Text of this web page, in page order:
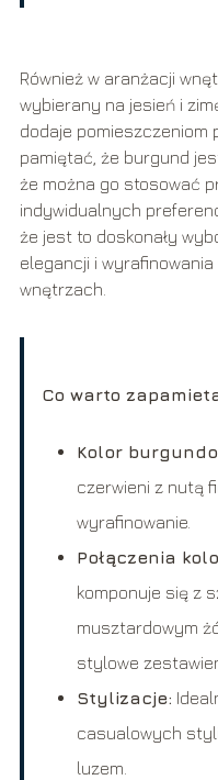
Również w aranżacji
wybierany na jesień i
dodaje pomieszczeniom
pamiętać, że burgund
że można go stosować
indywidualnych
że jest to doskonały
elegancji i wyrafinowania
wnętrzach.
Co warto
Kolor
czerwieni z nutą
wyrafinowanie.
Połączenia
komponuje się z
musztardowym
stylowe
Stylizacje:
casualowych
luzem.